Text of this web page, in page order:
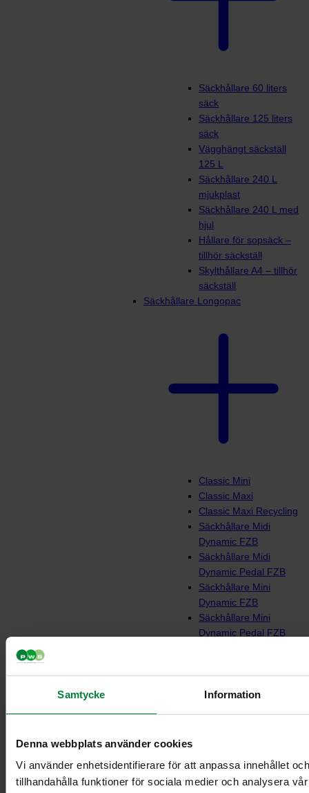
Samtycke Information
Denna webbplats använder cookies
Vi använder enhetsidentifierare för att anpassa innehållet
tillhandahålla funktioner för sociala medier och analysera
Säckhållare 60 liters
säck
Säckhållare 125 liters
säck
Vägghängt säckställ
125 L
Säckhållare 240 L
mjukplast
Säckhållare 240 L med
hjul
Hållare för sopsäck –
tillhör säckställ
Skylthållare A4 – tillhör
säckställ
Säckhållare Longopac
Classic Mini
Classic Maxi
Classic Maxi Recycling
Säckhållare Midi
Dynamic FZB
Säckhållare Midi
Dynamic Pedal FZB
Säckhållare Mini
Dynamic FZB
Säckhållare Mini
Dynamic Pedal FZB
Sorteringsvagnar